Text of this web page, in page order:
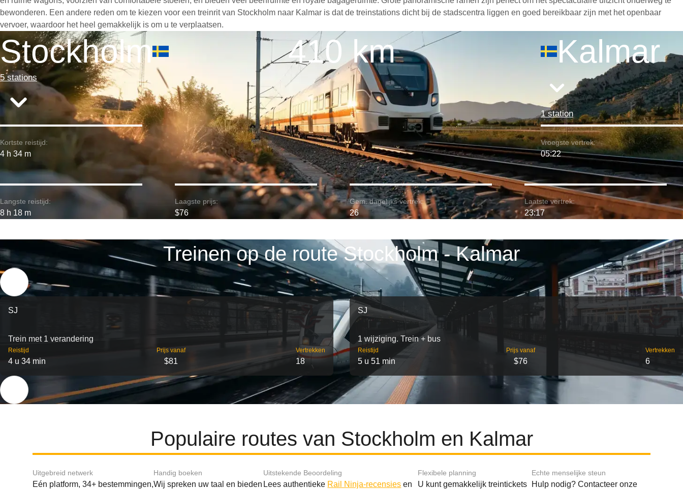
bewonderen. Een andere reden om te kiezen voor een treinrit van Stockholm naar Kalmar is dat de treinstations dicht bij de stadscentra liggen en goed bereikbaar zijn met het openbaar
vervoer, waardoor het heel gemakkelijk is om u te verplaatsen.
Stockholm
5 stations
410 km Kalmar
1 station
Kortste reistijd:
4 h 34 m
Vroegste vertrek:
05:22
Langste reistijd:
8 h 18 m
Laagste prijs:
$76
Gem. dagelijks vertrek:
26
Laatste vertrek:
23:17
Treinen op de route Stockholm - Kalmar
SJ
Trein met 1 verandering
Reistijd
4 u 34 min
Prijs vanaf
$81
Vertrekken
18
SJ
1 wijziging. Trein + bus
Reistijd
5 u 51 min
Prijs vanaf
$76
Vertrekken
6
Populaire routes van Stockholm en Kalmar
Uitgebreid netwerk
Eén platform, 34+ bestemmingen,
Handig boeken
Wij spreken uw taal en bieden
Uitstekende Beoordeling
Lees authentieke Rail Ninja-recensies en
Flexibele planning
U kunt gemakkelijk treintickets
Echte menselijke steun
Hulp nodig? Contacteer onze